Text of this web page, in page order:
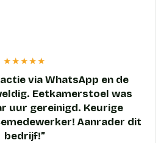
★★★★★
via WhatsApp en de
Eetkamerstoel was
uur gereinigd. Keurige
Aanrader dit
bedrijf!”